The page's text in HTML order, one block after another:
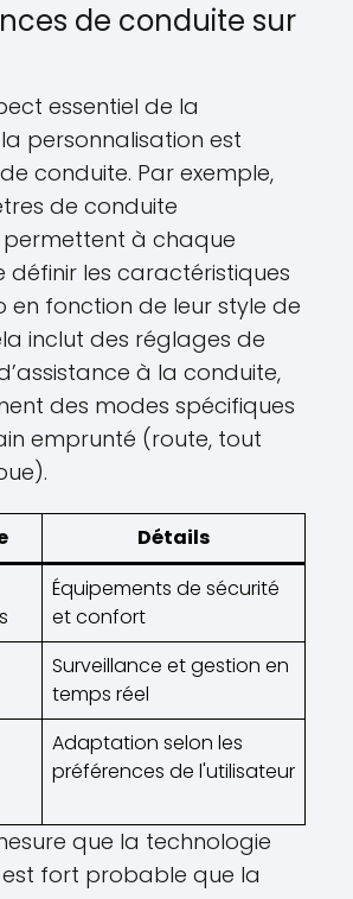
de conduite sur
essentiel de la
personnalisation est
conduite. Par exemple,
de conduite
à chaque
définir les caractéristiques
en fonction de leur style de
inclut des réglages de
à la conduite,
des modes spécifiques
emprunté (route, tout
Détails
Équipements de sécurité
et confort
Surveillance et gestion en
temps réel
Adaptation selon les
préférences de l'utilisateur
que la technologie
est fort probable que la